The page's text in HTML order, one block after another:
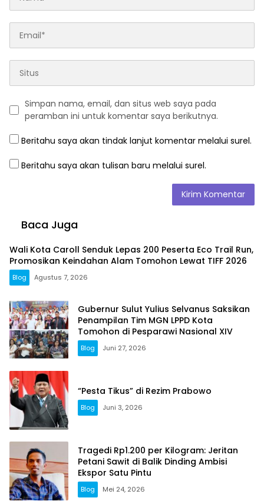
Simpan nama, email, dan situs web saya pada
peramban ini untuk komentar saya berikutnya.
Beritahu saya akan tindak lanjut komentar melalui surel.
Beritahu saya akan tulisan baru melalui surel.
Baca Juga
Wali Kota Caroll Senduk Lepas 200 Peserta Eco Trail Run,
Promosikan Keindahan Alam Tomohon Lewat TIFF 2026
Blog Agustus 7, 2026
Gubernur Sulut Yulius Selvanus Saksikan
Penampilan Tim MGN LPPD Kota
Tomohon di Pesparawi Nasional XIV
Blog Juni 27, 2026
“Pesta Tikus” di Rezim Prabowo
Blog Juni 3, 2026
Tragedi Rp1.200 per Kilogram: Jeritan
Petani Sawit di Balik Dinding Ambisi
Ekspor Satu Pintu
Blog Mei 24, 2026